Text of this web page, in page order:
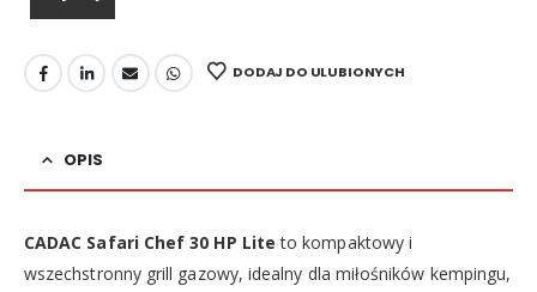
DODAJ DO ULUBIONYCH
OPIS
CADAC Safari Chef 30 HP Lite to kompaktowy i
wszechstronny grill gazowy, idealny dla miłośników kempingu,